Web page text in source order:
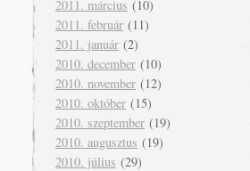
2011. március (10)
2011. február (11)
2011. január (2)
2010. december (10)
2010. november (12)
2010. október (15)
2010. szeptember (19)
2010. augusztus (19)
2010. július (29)